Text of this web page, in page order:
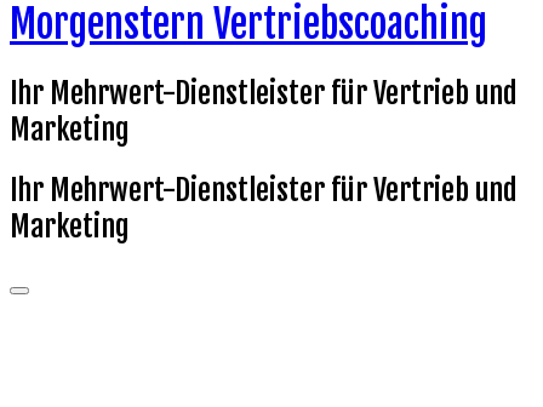
Morgenstern Vertriebscoaching
Ihr Mehrwert-Dienstleister für Vertrieb und
Marketing
Ihr Mehrwert-Dienstleister für Vertrieb und
Marketing